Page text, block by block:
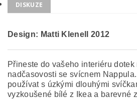
DISKUZE
Design: Matti Klenell 2012
Přineste do vašeho interiéru dotek
nadčasovosti se svícnem
používat s úzkými dlouhými
vyzkoušené bílé z Ikea a barevné